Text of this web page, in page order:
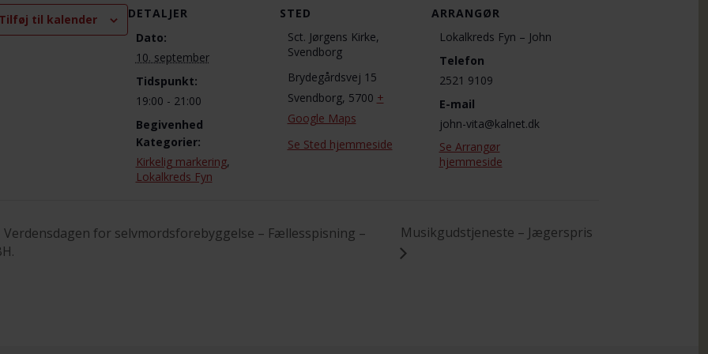
til kalender
DETALJER
Dato:
10. september
Tidspunkt:
19:00 - 21:00
Begivenhed
Kategorier:
Kirkelig markering,
Lokalkreds Fyn
STED
Sct. Jørgens Kirke,
Svendborg
Brydegårdsvej 15
Svendborg, 5700 +
Google Maps
Se Sted hjemmeside
ARRANGØR
Lokalkreds Fyn – John
Telefon
2521 9109
E-mail
john-vita@kalnet.dk
Se Arrangør
hjemmeside
Verdensdagen for selvmordsforebyggelse – Fællesspisning –
Musikgudstjeneste – Jægerspris